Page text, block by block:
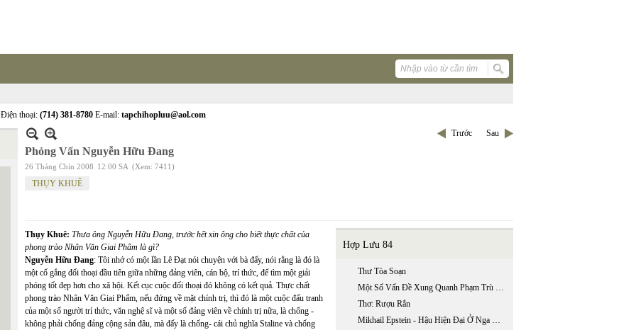
thoại: (714) 381-8780 E-mail: tapchihopluu@aol.com
Trước Sau
Phỏng Vấn Nguyễn Hữu Đang
26 Tháng Chín 2008 12:00 SA (Xem: 7411)
THỤY KHUÊ
Hợp Lưu 84
Thư Tòa Soạn
Một Số Vấn Đề Xung Quanh Phạm Trù Chủ Nghĩa Hiện Đại
Thơ: Rượu Rắn
Mikhail Epstein - Hậu Hiện Đại Ở Nga Những Quy Luật Chung - Phần 1
Thụy Khuê: Thưa ông Nguyễn Hữu Đang, trước hết xin ông cho biết thực chất của
phong trào Nhân Văn Giai Phẩm là gì?
Nguyễn Hữu Đang: Tôi nhớ có một lần Lê Đạt nói chuyện với bà đấy, nói rằng là đó là
một cố gắng đối thoại đầu tiên giữa những đảng viên, cán bộ, trí thức, để tìm một giải
phóng tốt đẹp hơn cho xã hội. Kết cục cuộc đối thoại đó không có kết quả. Thực chất
phong trào Nhân Văn Giai Phẩm, nếu đứng về mặt chính trị, thì đó là một cuộc đấu tranh
của một số người trí thức, văn nghệ sĩ và một số đảng viên về chính trị nữa, là chống -
không phải chống đảng cộng sản đâu, mà đấy là chống- cái chủ nghĩa Staline và chống